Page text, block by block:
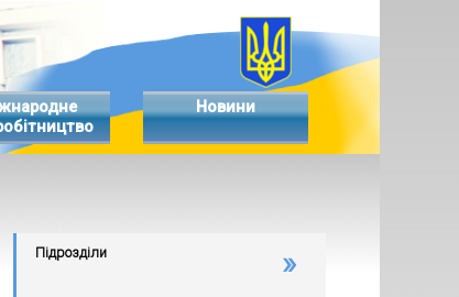
Новини
Підрозділи